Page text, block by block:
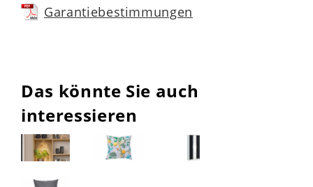
Garantiebestimmungen
Das könnte Sie auch
interessieren